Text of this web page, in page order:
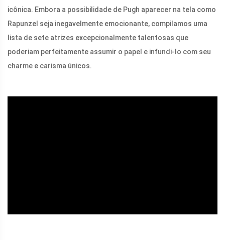
icônica. Embora a possibilidade de Pugh aparecer na tela como
Rapunzel seja inegavelmente emocionante, compilamos uma
lista de sete atrizes excepcionalmente talentosas que
poderiam perfeitamente assumir o papel e infundi-lo com seu
charme e carisma únicos.